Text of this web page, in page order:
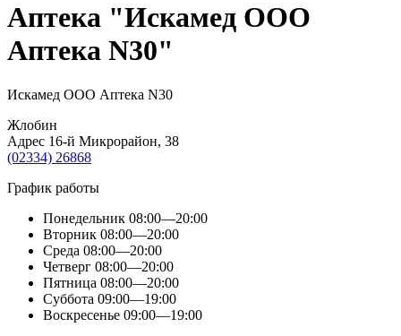
Aптека "Искамед ООО
Аптека N30"
Искамед ООО Аптека N30
Жлобин
Адрес 16-й Микрорайон, 38
(02334) 26868
График работы
Понедельник 08:00—20:00
Вторник 08:00—20:00
Среда 08:00—20:00
Четверг 08:00—20:00
Пятница 08:00—20:00
Суббота 09:00—19:00
Воскресенье 09:00—19:00